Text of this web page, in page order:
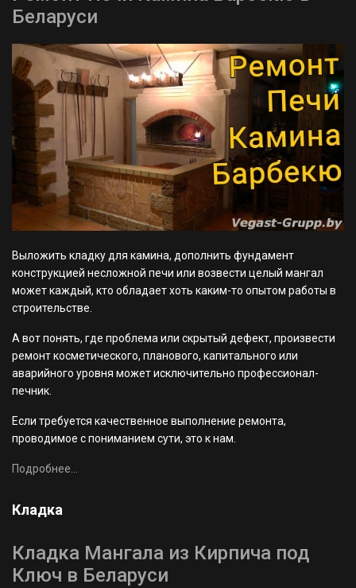
Беларуси
Выложить кладку для камина, дополнить фундамент
конструкцией несложной печи или возвести целый мангал
может каждый, кто обладает хоть каким-то опытом работы в
строительстве.
А вот понять, где проблема или скрытый дефект, произвести
ремонт косметического, планового, капитального или
аварийного уровня может исключительно профессионал-
печник.
Если требуется качественное выполнение ремонта,
проводимое с пониманием сути, это к нам.
Подробнее...
Кладка
Кладка Мангала из Кирпича под
Ключ в Беларуси